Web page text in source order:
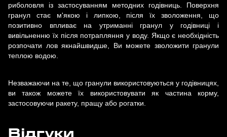
риболовля із застосуванням методних годівниць. Поверхня
гранул стає м'якою і липкою, після їх зволоження, що
позитивно впливає на утриманні гранул у годівниці і
вивільненню їх після потрапляння у воду. Якщо є необхідність
розпочати лов якнайшвидше, Ви можете зволожити гранули
теплою водою.
Незважаючи на те, що гранули використовуються у годівницях,
ви також можете їх використовувати як частина корму,
застосовуючи ракету, пращу або рогатки.
Відгуки